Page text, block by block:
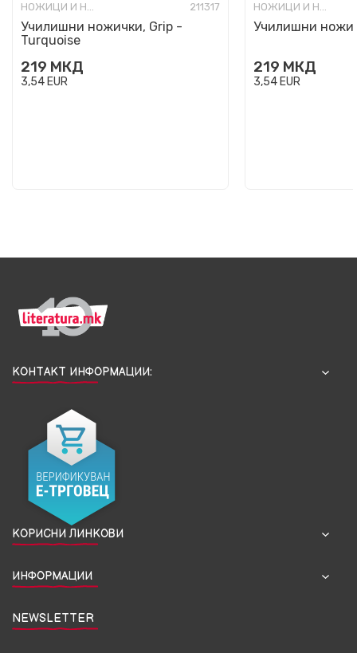
НОЖИЦИ И НОЖИЧКИ ДЕТСКИ 211317
Училишни ножички, Grip -
Turquoise
219 МКД
3,54 EUR
НОЖИЦИ И НОЖИЧКИ ДЕТСКИ
Училишни
219 МКД
3,54 EUR
КОНТАКТ ИНФОРМАЦИИ:
КОРИСНИ ЛИНКОВИ
ИНФОРМАЦИИ
NEWSLETTER